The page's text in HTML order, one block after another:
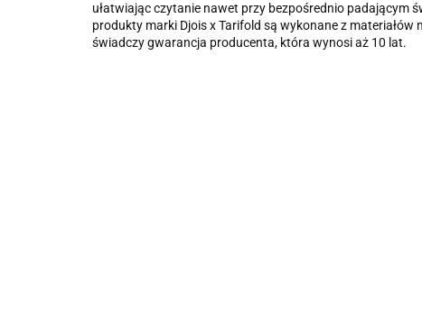
ułatwiając czytanie nawet przy bezpośrednio padającym
produkty marki Djois x Tarifold są wykonane z
świadczy gwarancja producenta, która wynosi aż 10 lat.